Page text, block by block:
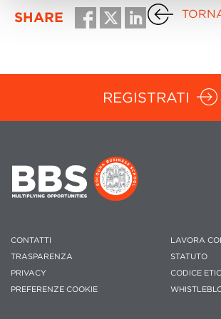
SHARE
REGISTRATI
CONTATTI
TRASPARENZA
PRIVACY
PREFERENZE COOKIE
LAVORA
STATUTO
CODICE